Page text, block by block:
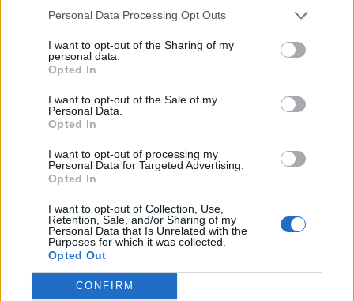
Personal Data Processing Opt Outs
I want to opt-out of the Sharing of my
personal data.
Opted In
I want to opt-out of the Sale of my
Personal Data.
Opted In
I want to opt-out of processing my
Personal Data for Targeted Advertising.
Opted In
I want to opt-out of Collection, Use,
Retention, Sale, and/or Sharing of my
Personal Data that Is Unrelated with the
Purposes for which it was collected.
Opted Out
CONFIRM